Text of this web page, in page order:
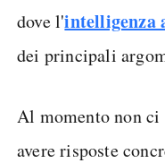
dove l'intelligenza
dei principali
Al momento non
avere risposte